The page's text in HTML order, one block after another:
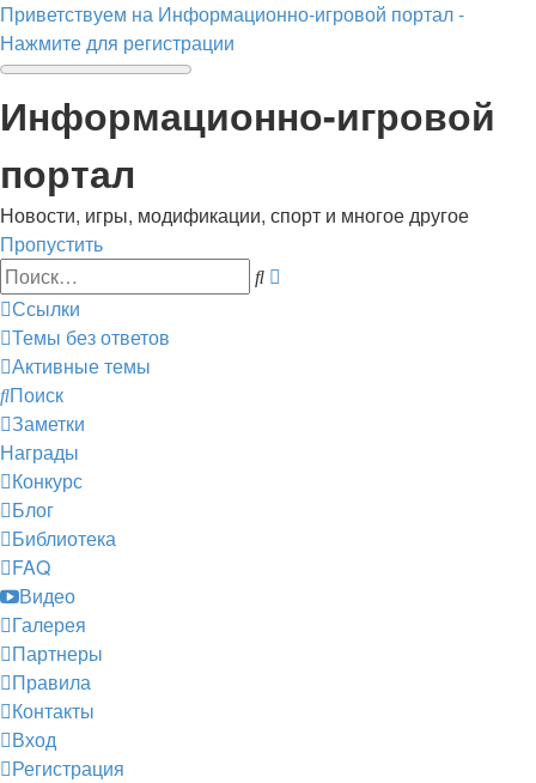
Приветствуем на Информационно-игровой портал -
Нажмите для регистрации
Информационно-игровой
портал
Новости, игры, модификации, спорт и многое другое
Пропустить
Поиск
Ссылки
Темы без ответов
Активные темы
Поиск
Заметки
Награды
Конкурс
Блог
Библиотека
FAQ
Видео
Галерея
Партнеры
Правила
Контакты
Вход
Регистрация